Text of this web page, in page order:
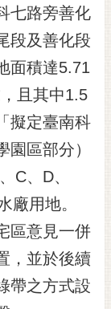
七路旁善化
段及善化段
面積達5.71
且其中1.5
擬定臺南科
區部分）
C、D、
廠用地。
區意見一併
，並於後續
帶之方式設